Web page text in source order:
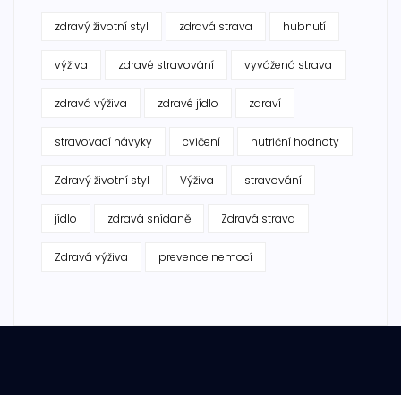
zdravý životní styl zdravá strava hubnutí
výživa zdravé stravování vyvážená strava
zdravá výživa zdravé jídlo zdraví
stravovací návyky cvičení nutriční hodnoty
Zdravý životní styl Výživa stravování
jídlo zdravá snídaně Zdravá strava
Zdravá výživa prevence nemocí